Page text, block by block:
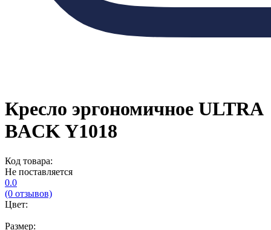
Кресло эргономичное ULTRA
BACK Y1018
Код товара:
Не поставляется
0.0
(0 отзывов)
Цвет:
Размер: